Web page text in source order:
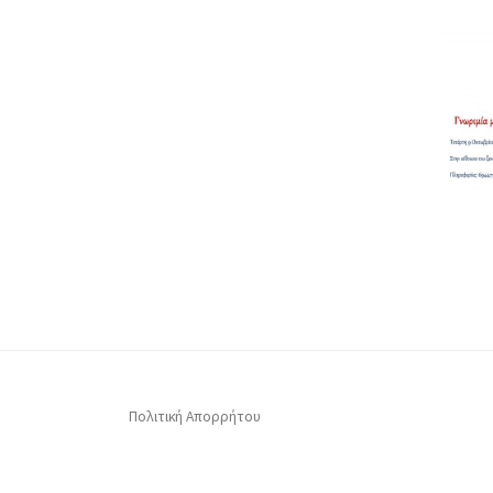
Πολιτική Απορρήτου